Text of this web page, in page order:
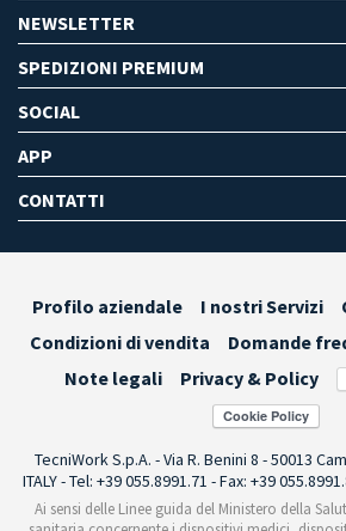
NEWSLETTER
SPEDIZIONI PREMIUM
SOCIAL
APP
CONTATTI
Profilo aziendale I nostri Servizi
Condizioni di vendita
Domande
Note legali
Privacy & Policy
TecniWork S.p.A. - Via R. Benini 8 - 50013
ITALY - Tel: +39 055.8991.71 - Fax: +39
Ai sensi delle Linee guida del Ministero della